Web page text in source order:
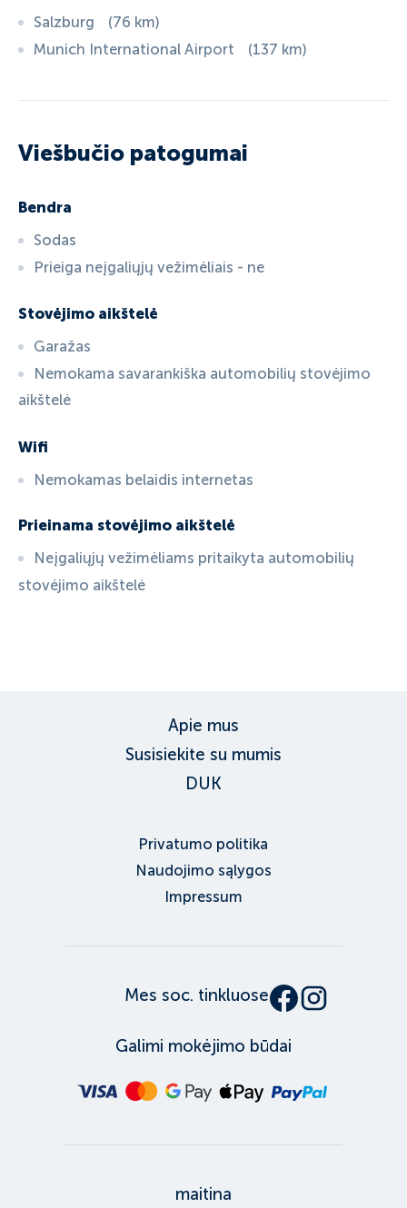
Salzburg
(76 km)
Munich International Airport
(137 km)
Viešbučio patogumai
Bendra
Sodas
Prieiga neįgaliųjų vežimėliais - ne
Stovėjimo aikštelė
Garažas
Nemokama savarankiška automobilių stovėjimo
aikštelė
Wifi
Nemokamas belaidis internetas
Prieinama stovėjimo aikštelė
Neįgaliųjų vežimėliams pritaikyta automobilių
stovėjimo aikštelė
Apie mus
Susisiekite su mumis
DUK
Privatumo politika
Naudojimo sąlygos
Impressum
Mes soc. tinkluose
Galimi mokėjimo būdai
maitina